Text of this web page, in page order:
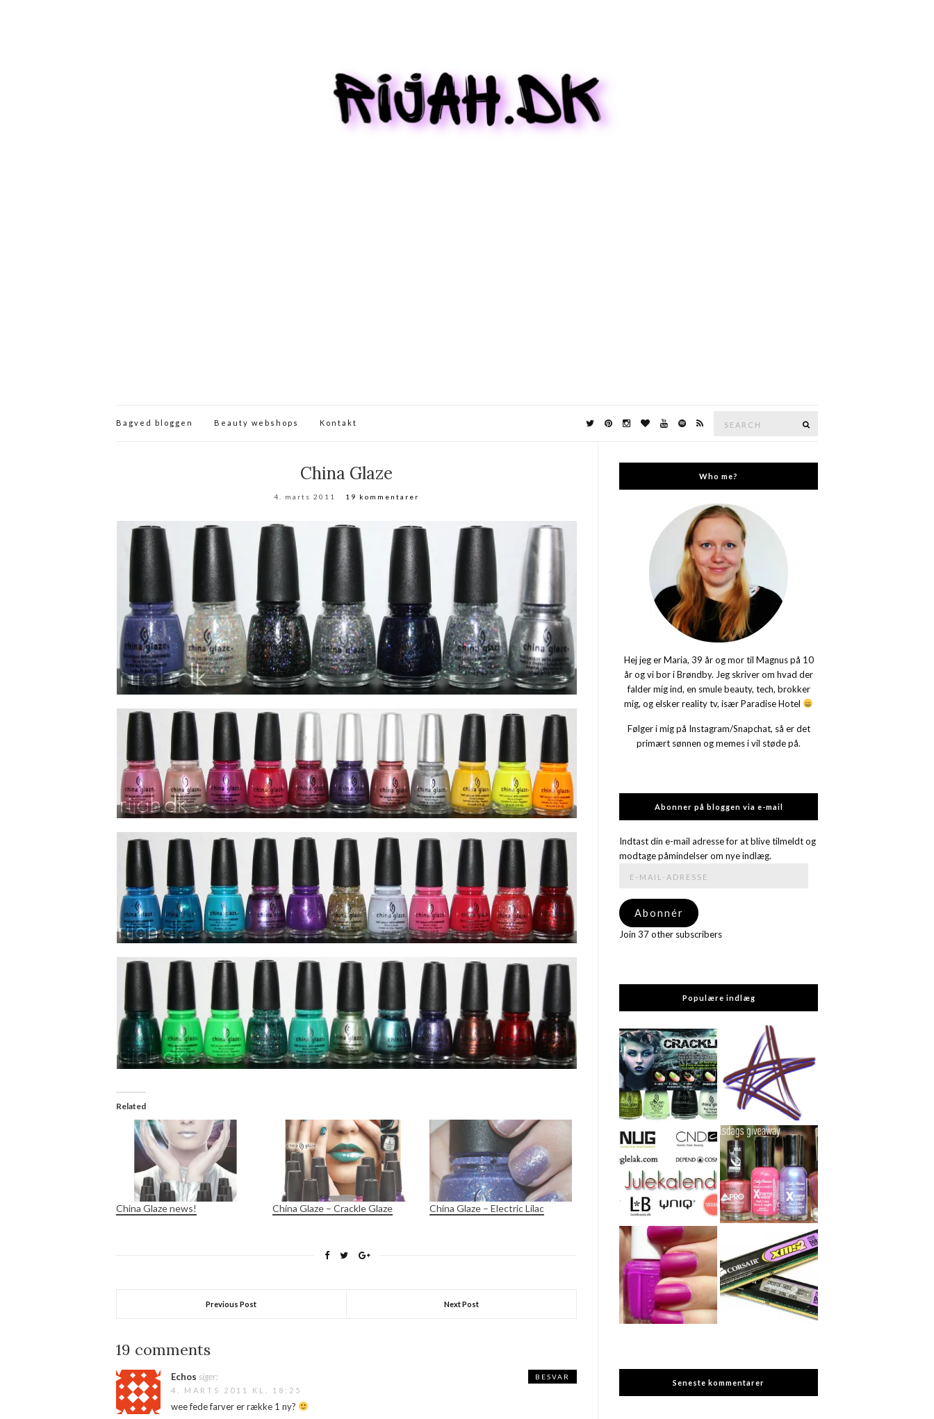
Bagved bloggen Beauty webshops Kontakt
China Glaze
4. marts 2011 19 kommentarer
Related
China Glaze news! China Glaze – Crackle Glaze China Glaze – Electric Lilac
Previous Post Next Post
19 comments
Echos siger:
4. MARTS 2011 KL. 18:25
wee fede farver er række 1 ny?
BESVAR
Who me?
Hej jeg er Maria, 39 år og mor til Magnus på 10
år og vi bor i Brøndby. Jeg skriver om hvad der
falder mig ind, en smule beauty, tech, brokker
mig, og elsker reality tv, især Paradise Hotel
Følger i mig på Instagram/Snapchat, så er det
primært sønnen og memes i vil støde på.
Abonner på bloggen via e-mail
Indtast din e-mail adresse for at blive tilmeldt og
modtage påmindelser om nye indlæg.
adresse
Abonnér
Join 37 other subscribers
Populære indlæg
Seneste kommentarer